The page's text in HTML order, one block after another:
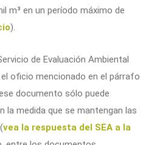
m³ en un período máximo de
).
de Evaluación Ambiental
oficio mencionado en el párrafo
documento sólo puede
la medida que se mantengan las
vea la respuesta del SEA a la